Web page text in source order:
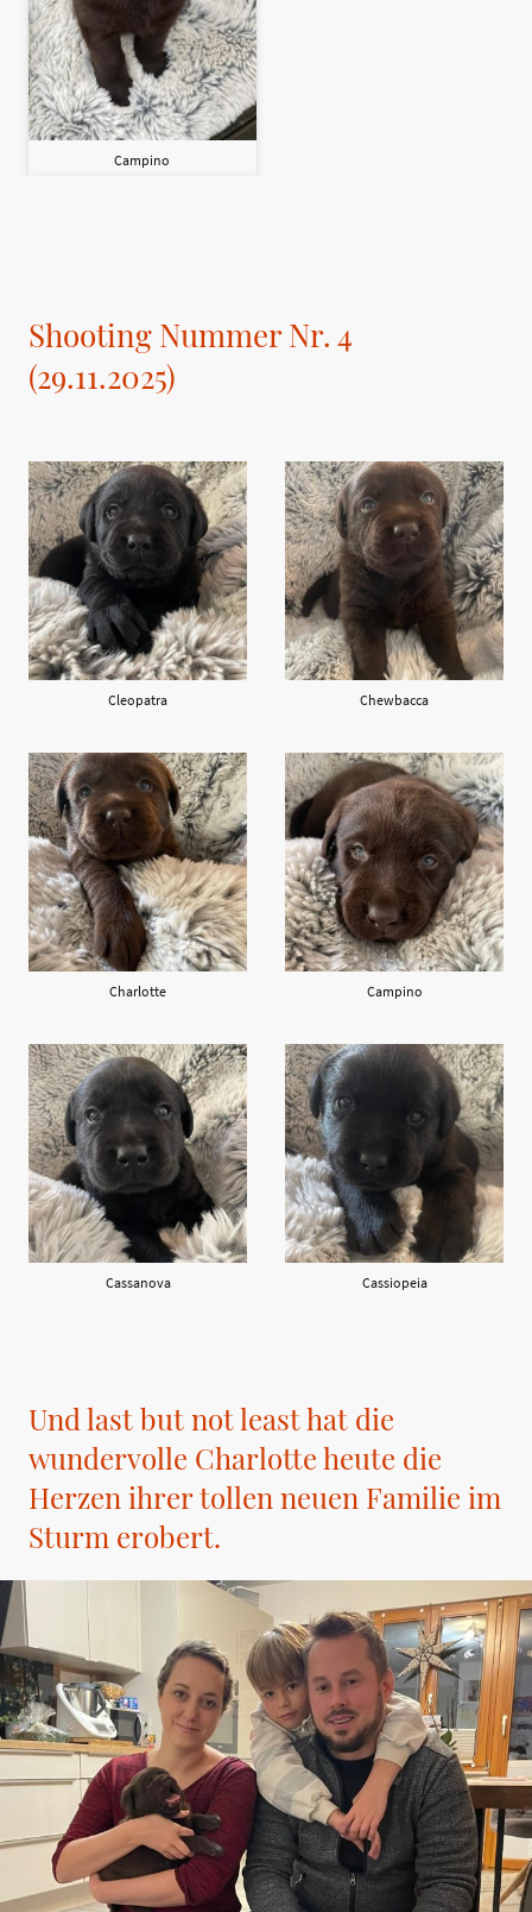
Campino
Shooting Nummer Nr. 4
(29.11.2025)
Cleopatra Chewbacca
Charlotte Campino
Cassanova Cassiopeia
Und last but not least hat die
wundervolle Charlotte heute die
Herzen ihrer tollen neuen Familie im
Sturm erobert.